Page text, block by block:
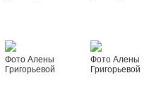
Фото Алены
Григорьевой
Фото Алены
Григорьевой